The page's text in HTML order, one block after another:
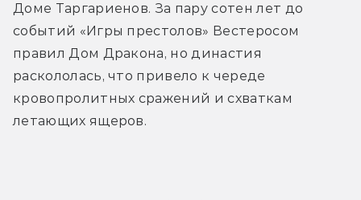
Доме Таргариенов. За пару сотен лет до
событий «Игры престолов» Вестеросом
правил Дом Дракона, но династия
раскололась, что привело к череде
кровопролитных сражений и схваткам
летающих ящеров.